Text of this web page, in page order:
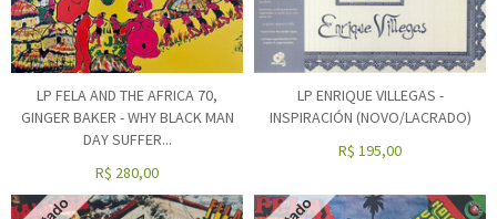
LP FELA AND THE AFRICA 70,
GINGER BAKER - WHY BLACK MAN
DAY SUFFER...
R$ 280,00
LP ENRIQUE VILLEGAS -
INSPIRACIÓN (NOVO/LACRADO)
R$ 195,00